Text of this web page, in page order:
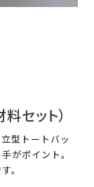
セット）
型トートバッ
がポイント。
。